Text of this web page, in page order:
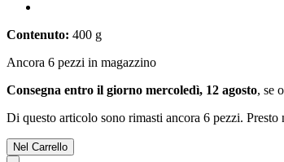
Contenuto: 400 g
Ancora 6 pezzi in magazzino
Consegna entro il giorno mercoledì, 12 agosto, se
Di questo articolo sono rimasti ancora 6 pezzi.
Nel Carrello